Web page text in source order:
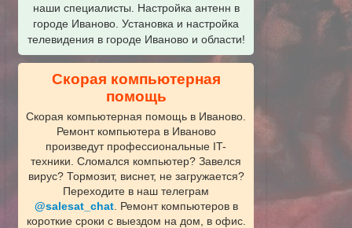
наши специалисты. Настройка антенн в
городе Иваново. Установка и настройка
телевидения в городе Иваново и области!
Скорая компьютерная
помощь
Скорая компьютерная помощь в Иваново.
Ремонт компьютера в Иваново
произведут профессиональные IT-
техники. Сломался компьютер? Завелся
вирус? Тормозит, виснет, не загружается?
Переходите в наш телеграм
@salesat_chat. Ремонт компьютеров в
короткие сроки с выездом на дом, в офис.